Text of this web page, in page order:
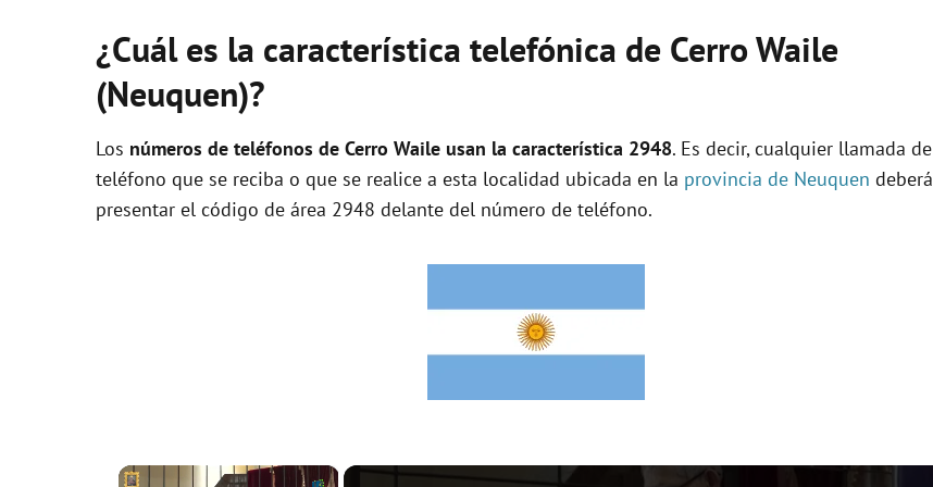
¿Cuál es la característica telefónica de Cerro Waile
(Neuquen)?
Los números de teléfonos de Cerro Waile usan la característica 2948. Es decir, cualquier llamada de
teléfono que se reciba o que se realice a esta localidad ubicada en la provincia de Neuquen deberá
presentar el código de área 2948 delante del número de teléfono.
×